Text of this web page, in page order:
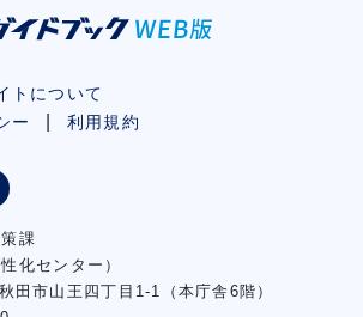
トについて
ー
利用規約
課
性化センター）
田市⼭王四丁⽬1-1（本庁舎6階）